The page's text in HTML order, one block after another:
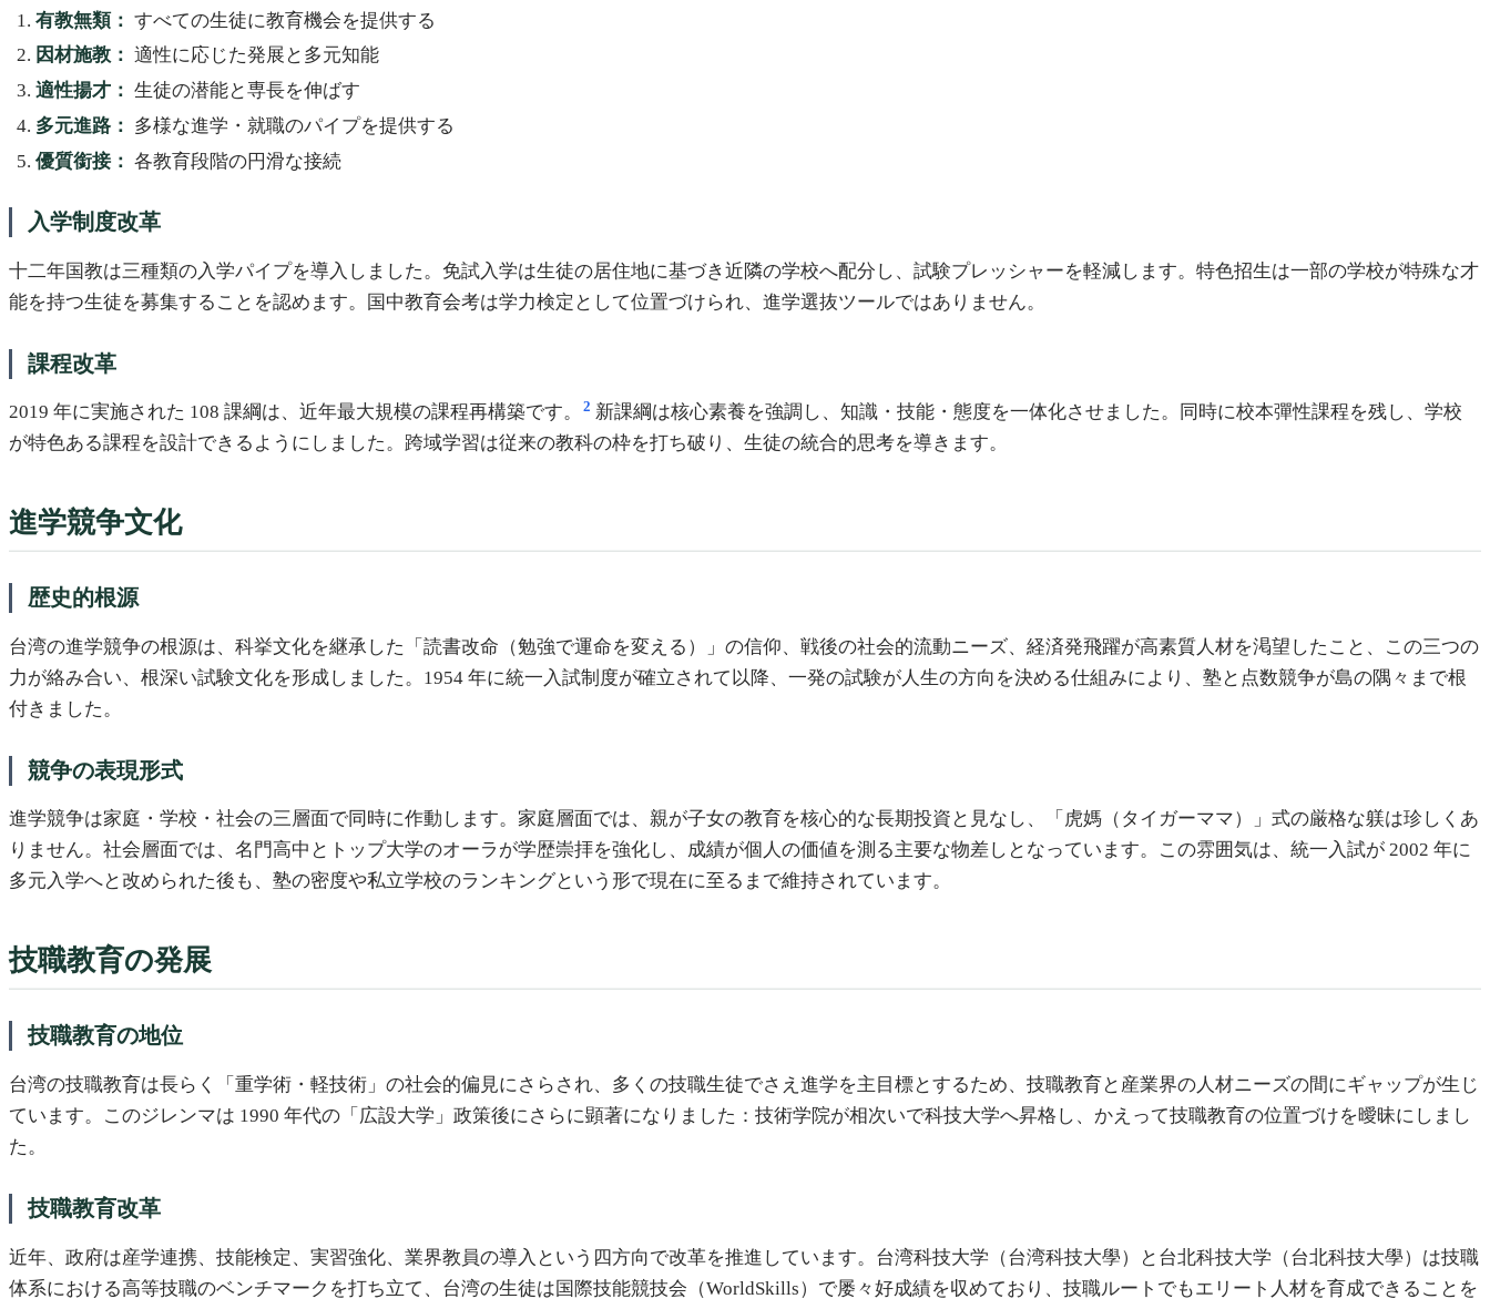
有教無類： すべての生徒に教育機会を提供する
因材施教： 適性に応じた発展と多元知能
適性揚才： 生徒の潜能と専長を伸ばす
多元進路： 多様な進学・就職のパイプを提供する
優質銜接： 各教育段階の円滑な接続
入学制度改革
十二年国教は三種類の入学パイプを導入しました。免試入学は生徒の居住地に基づき近隣の学校へ配分し、試験プレッシャーを軽減します。特色招生は一部の学校が特殊な才
能を持つ生徒を募集することを認めます。国中教育会考は学力検定として位置づけられ、進学選抜ツールではありません。
課程改革
2019 年に実施された 108 課綱は、近年最大規模の課程再構築です。 2 新課綱は核心素養を強調し、知識・技能・態度を一体化させました。同時に校本彈性課程を残し、学校
が特色ある課程を設計できるようにしました。跨域学習は従来の教科の枠を打ち破り、生徒の統合的思考を導きます。
進学競争文化
歴史的根源
台湾の進学競争の根源は、科挙文化を継承した「読書改命（勉強で運命を変える）」の信仰、戦後の社会的流動ニーズ、経済発飛躍が高素質人材を渇望したこと、この三つの
力が絡み合い、根深い試験文化を形成しました。1954 年に統一入試制度が確立されて以降、一発の試験が人生の方向を決める仕組みにより、塾と点数競争が島の隅々まで根
付きました。
競争の表現形式
進学競争は家庭・学校・社会の三層面で同時に作動します。家庭層面では、親が子女の教育を核心的な長期投資と見なし、「虎媽（タイガーママ）」式の厳格な躾は珍しくあ
りません。社会層面では、名門高中とトップ大学のオーラが学歴崇拝を強化し、成績が個人の価値を測る主要な物差しとなっています。この雰囲気は、統一入試が 2002 年に
多元入学へと改められた後も、塾の密度や私立学校のランキングという形で現在に至るまで維持されています。
技職教育の発展
技職教育の地位
台湾の技職教育は長らく「重学術・軽技術」の社会的偏見にさらされ、多くの技職生徒でさえ進学を主目標とするため、技職教育と産業界の人材ニーズの間にギャップが生じ
ています。このジレンマは 1990 年代の「広設大学」政策後にさらに顕著になりました：技術学院が相次いで科技大学へ昇格し、かえって技職教育の位置づけを曖昧にしまし
た。
技職教育改革
近年、政府は産学連携、技能検定、実習強化、業界教員の導入という四方向で改革を推進しています。台湾科技大学（台湾科技大學）と台北科技大学（台北科技大學）は技職
体系における高等技職のベンチマークを打ち立て、台湾の生徒は国際技能競技会（WorldSkills）で屡々好成績を収めており、技職ルートでもエリート人材を育成できることを